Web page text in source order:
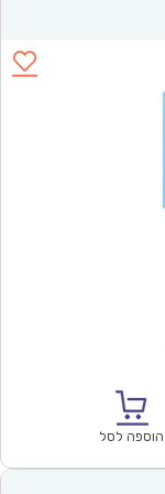
הוספה לסל